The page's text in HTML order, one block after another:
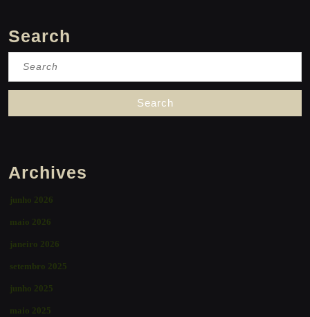
Search
Archives
junho 2026
maio 2026
janeiro 2026
setembro 2025
junho 2025
maio 2025